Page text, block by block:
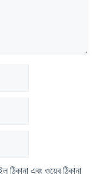
ঠিকানা এবং ওয়েব ঠিকানা